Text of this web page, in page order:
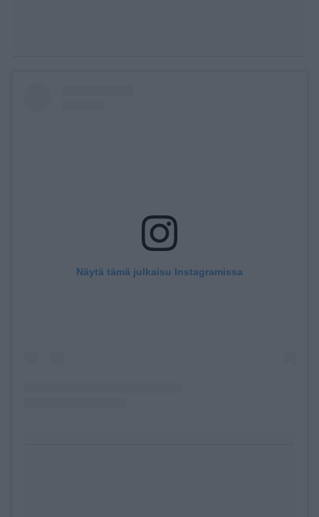
Näytä tämä julkaisu Instagramissa